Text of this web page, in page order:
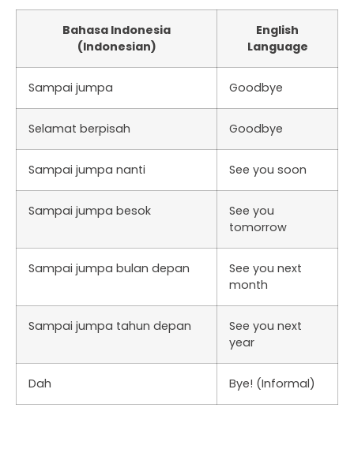
Bahasa Indonesia
(Indonesian)
English
Language
Sampai jumpa Goodbye
Selamat berpisah Goodbye
Sampai jumpa nanti See you soon
Sampai jumpa besok
See you
tomorrow
Sampai jumpa bulan depan
See you next
month
Sampai jumpa tahun depan
See you next
year
Dah Bye! (Informal)